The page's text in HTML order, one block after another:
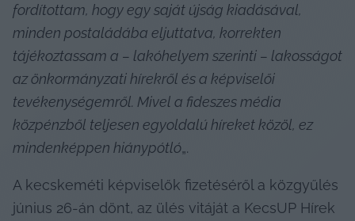
fordítottam, hogy egy saját újság kiadásával,
minden postaládába eljuttatva, korrekten
tájékoztassam a – lakóhelyem szerinti – lakosságot
az önkormányzati hírekről és a képviselői
tevékenységemről. Mivel a fideszes média
közpénzből teljesen egyoldalú híreket közöl, ez
mindenképpen hiánypótló„.
A kecskeméti képviselők fizetéséről a közgyűlés
június 26-án dönt, az ülés vitáját a KecsUP Hírek